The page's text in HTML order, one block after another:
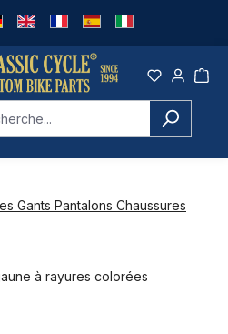
Gants Pantalons Chaussures